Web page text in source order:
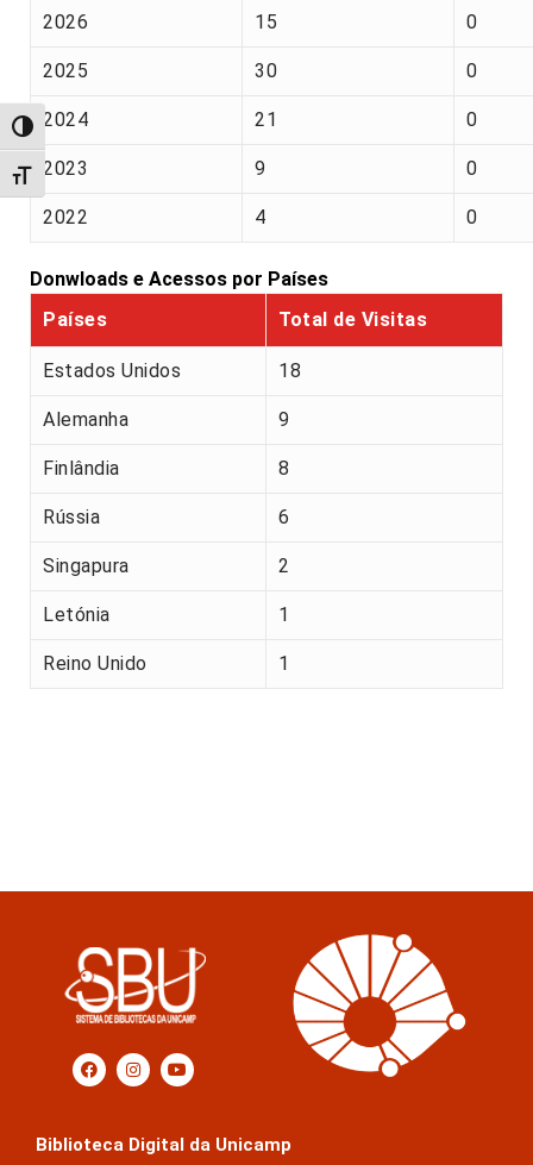
Alternar alto contraste
Alternar tamanho da fonte
2026 15 0
2025 30 0
2024 21 0
2023 9 0
2022 4 0
Donwloads e Acessos por Países
Países
Total de Visitas
Estados Unidos 18
Alemanha 9
Finlândia 8
Rússia 6
Singapura 2
Letónia 1
Reino Unido 1
Biblioteca Digital da Unicamp